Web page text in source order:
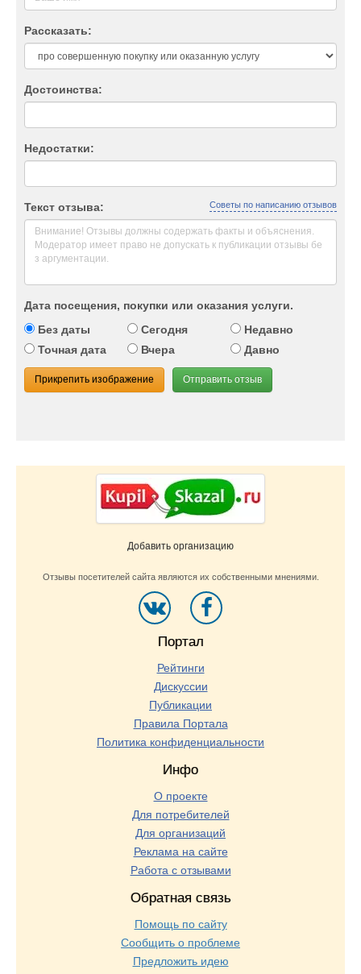
Рассказать:
Достоинства:
Недостатки:
Текст отзыва: Советы по написанию отзывов
Дата посещения, покупки или оказания услуги.
Без даты
Сегодня
Недавно
Точная дата
Вчера Давно
Прикрепить изображение Отправить отзыв
Добавить организацию
Отзывы посетителей сайта являются их собственными мнениями.
Портал
Рейтинги
Дискуссии
Публикации
Правила Портала
Политика конфиденциальности
Инфо
О проекте
Для потребителей
Для организаций
Реклама на сайте
Работа с отзывами
Обратная связь
Помощь по сайту
Сообщить о проблеме
Предложить идею